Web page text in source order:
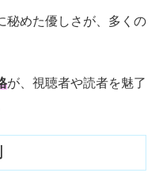
秘めた優しさが、多くの
が、視聴者や読者を魅了